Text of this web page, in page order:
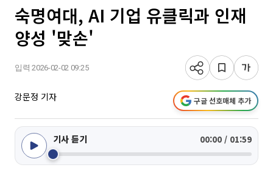
숙명여대, AI 기업 유클릭과 인재
양성 '맞손'
입력 2026-02-02 09:25
강문정 기자 구글 선호매체 추가
기사 듣기 00:00 / 01:59